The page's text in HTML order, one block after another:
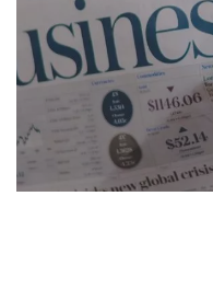
conference is
semiconductor
professional